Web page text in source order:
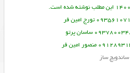
ساندویچ ساز